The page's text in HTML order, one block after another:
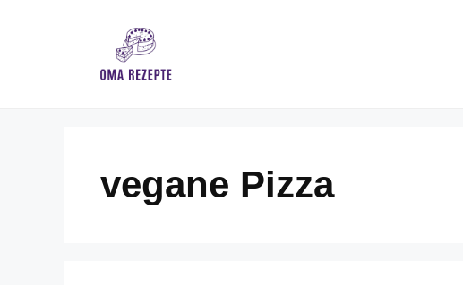
vegane Pizza